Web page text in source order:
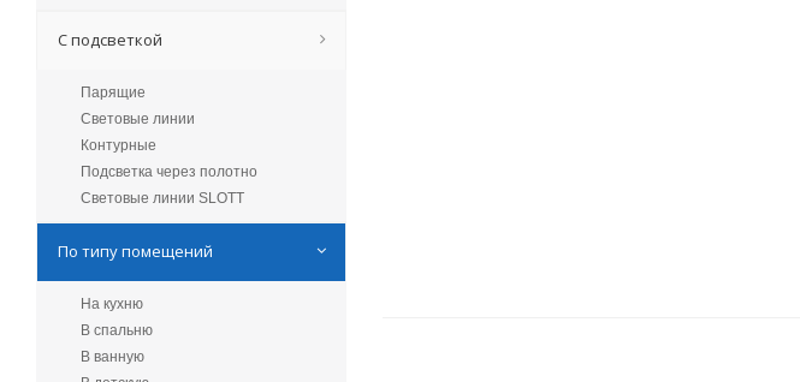
С подсветкой
Парящие
Световые линии
Контурные
Подсветка через полотно
Световые линии SLOTT
По типу помещений
На кухню
В спальню
В ванную